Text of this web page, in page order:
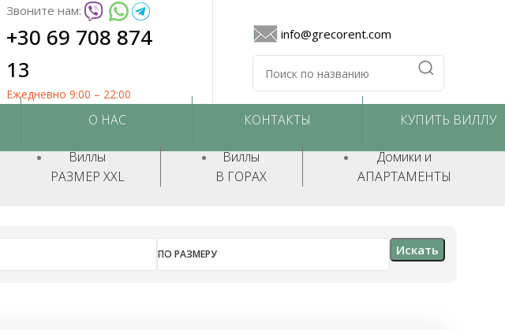
Звоните нам:
+30 69 708 874
13
Ежедневно 9:00 – 22:00
info@grecorent.com
О НАС КОНТАКТЫ КУПИТЬ ВИЛЛУ
Виллы
РАЗМЕР XXL
Виллы
В ГОРАХ
Домики и
АПАРТАМЕНТЫ
ПО РАЗМЕРУ Искать